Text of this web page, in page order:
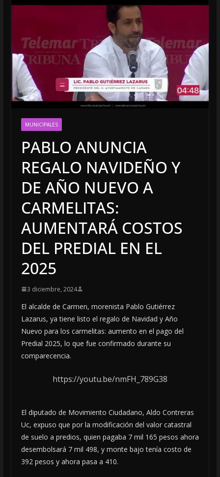
MUNICIPALES
PABLO ANUNCIA
REGALO NAVIDEÑO Y
DE AÑO NUEVO A
CARMELITAS:
AUMENTARÁ COSTOS
DEL PREDIAL EN EL
2025
3 diciembre, 2024
El alcalde de Carmen, morenista Pablo Gutiérrez
Lazarus, ya tiene listo el regalo de Navidad y Año
Nuevo para los carmelitas: aumento en el pago del
Predial 2025, lo que fue confirmado durante su
comparecencia.
https://youtu.be/nmFH_789G38
El diputado de Movimiento Ciudadano, Aldo Contreras
Uc, expuso que por la modificación del valor catastral
de suelo a predios, quien pagaba 7 mil 165 pesos ahora
desembolsará 7 mil 498, y monte bajo tenía costo de
392 pesos y ahora pasa a 410.